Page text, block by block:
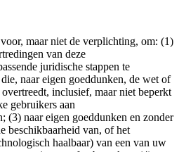
maar niet de verplichting, om: (1)
van deze
juridische stappen te
naar eigen goeddunken, de wet of
inclusief, maar niet beperkt
gebruikers aan
(3) naar eigen goeddunken en zonder
beschikbaarheid van, of het
haalbaar) van een van uw